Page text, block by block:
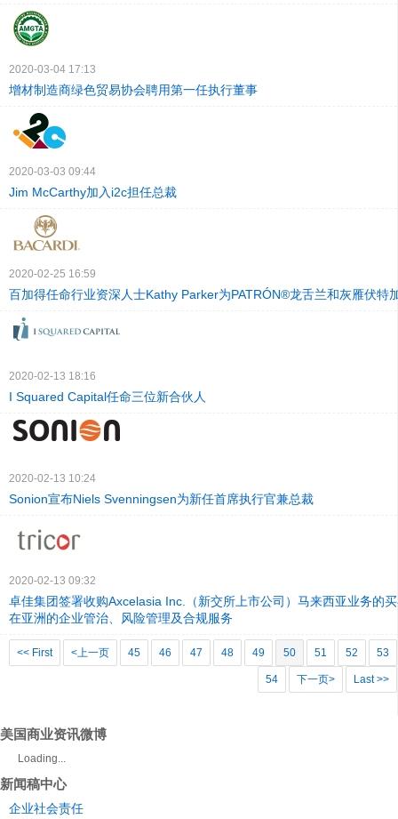
2020-03-04 17:13
增材制造商绿色贸易协会聘用第一任执行董事
2020-03-03 09:44
Jim McCarthy加入i2c担任总裁
2020-02-25 16:59
百加得任命行业资深人士Kathy Parker为PATRÓN®龙舌兰和灰雁伏特
2020-02-13 18:16
I Squared Capital任命三位新合伙人
2020-02-13 10:24
Sonion宣布Niels Svenningsen为新任首席执行官兼总裁
2020-02-13 09:32
卓佳集团签署收购Axcelasia Inc.（新交所上市公司）马来西亚业务的
在亚洲的企业管治、风险管理及合规服务
<< First <上一页 45 46 47 48 49 50 51 52 53
54 下一页> Last >>
美国商业资讯微博
Loading...
新闻稿中心
企业社会责任